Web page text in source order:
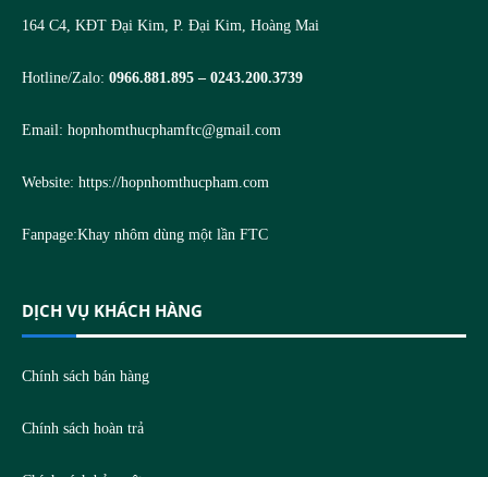
164 C4, KĐT Đại Kim, P. Đại Kim, Hoàng Mai
Hotline/Zalo: 0966.881.895 – 0243.200.3739
Email: hopnhomthucphamftc@gmail.com
Website: https://hopnhomthucpham.com
Fanpage:Khay nhôm dùng một lần FTC
DỊCH VỤ KHÁCH HÀNG
Chính sách bán hàng
Chính sách hoàn trả